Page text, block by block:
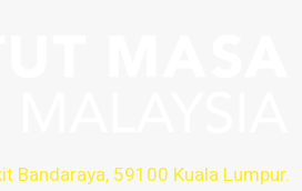
Bandaraya, 59100 Kuala Lumpur.